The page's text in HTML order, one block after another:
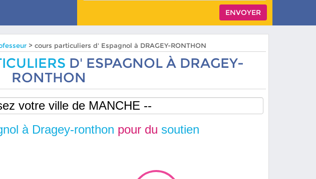
> cours particuliers d' Espagnol à DRAGEY-RONTHON
D' ESPAGNOL À DRAGEY-
RONTHON
à Dragey-ronthon pour du soutien